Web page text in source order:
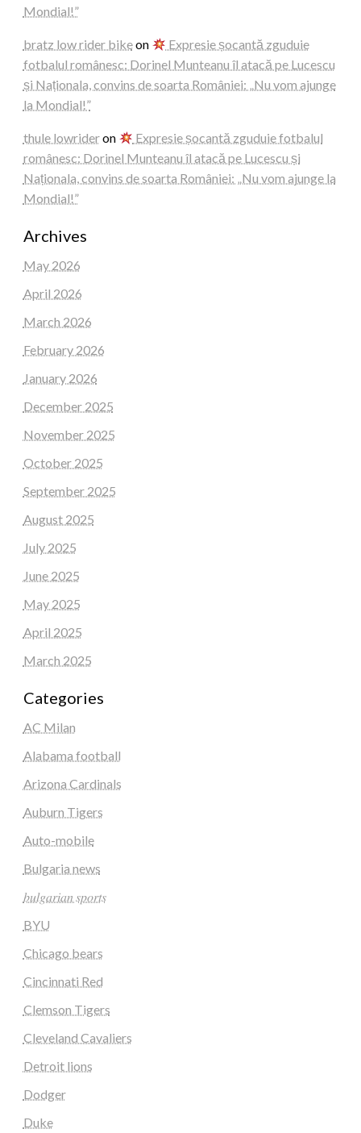
Mondial!”
bratz low rider bikeon
Expresie șocantă zguduie
fotbalul românesc: Dorinel Munteanu îl atacă pe Lucescu
și Naționala, convins de soarta României: „Nu vom ajunge
la Mondial!”
thule lowrideron
Expresie șocantă zguduie fotbalul
românesc: Dorinel Munteanu îl atacă pe Lucescu și
Naționala, convins de soarta României: „Nu vom ajunge la
Mondial!”
Archives
May 2026
April 2026
March 2026
February 2026
January 2026
December 2025
November 2025
October 2025
September 2025
August 2025
July 2025
June 2025
May 2025
April 2025
March 2025
Categories
AC Milan
Alabama football
Arizona Cardinals
Auburn Tigers
Auto-mobile
Bulgaria news
𝑏𝑢𝑙𝑔𝑎𝑟𝑖𝑎𝑛 𝑠𝑝𝑜𝑟𝑡𝑠
BYU
Chicago bears
Cincinnati Red
Clemson Tigers
Cleveland Cavaliers
Detroit lions
Dodger
Duke